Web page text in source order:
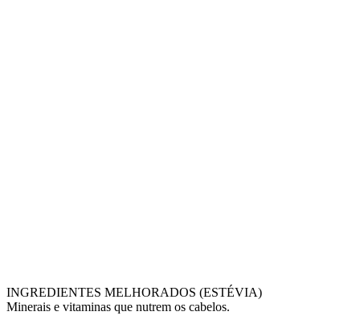
INGREDIENTES MELHORADOS (ESTÉVIA)
Minerais e vitaminas que nutrem os cabelos.